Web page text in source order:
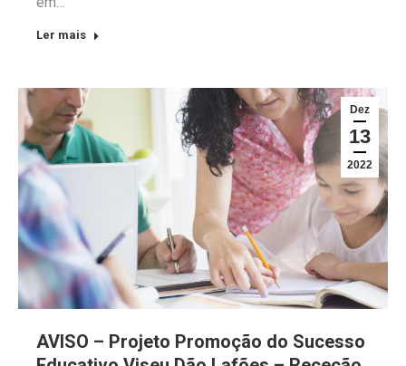
Ler mais
Dez
13
2022
AVISO – Projeto Promoção do Sucesso